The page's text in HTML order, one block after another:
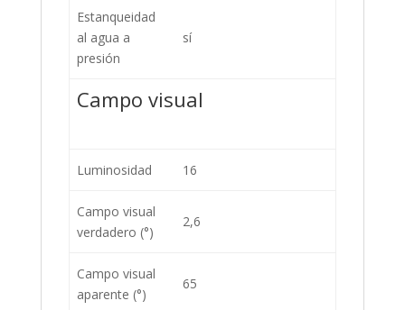
Estanqueidad
al agua a
presión
sí
Campo visual
Luminosidad 16
Campo visual
verdadero (°)
2,6
Campo visual
aparente (°)
65